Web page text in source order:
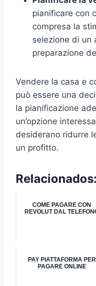
pianificare con
compresa la
selezione di un
preparazione
Vendere la casa e
può essere una
la pianificazione
un’opzione
desiderano ridurre
un profitto.
Relacionados:
COME PAGARE CON
REVOLUT DAL
PAY PIATTAFORMA PER
PAGARE ONLINE